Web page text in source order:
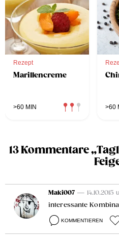
Rezept
Marillencreme
>60 MIN >60
13 Kommentare
Maki007 — 14.10.2015
interessante
KOMMENTIEREN